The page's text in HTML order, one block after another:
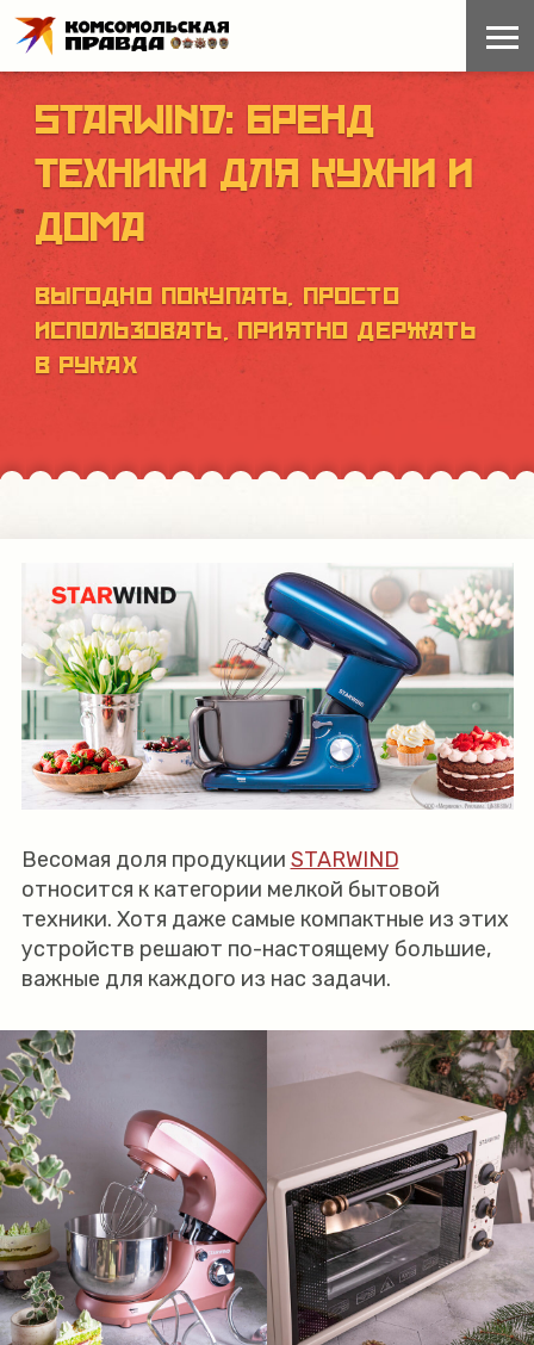
STARWIND: БРЕНД
ТЕХНИКИ ДЛЯ КУХНИ И
ДОМА
ВЫГОДНО ПОКУПАТЬ, ПРОСТО
ИСПОЛЬЗОВАТЬ, ПРИЯТНО ДЕРЖАТЬ
В РУКАХ
Весомая доля продукции STARWIND
относится к категории мелкой бытовой
техники. Хотя даже самые компактные из этих
устройств решают по-настоящему большие,
важные для каждого из нас задачи.